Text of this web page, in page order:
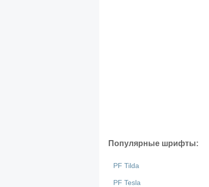
Популярные шрифты:
PF Tilda
PF Tesla